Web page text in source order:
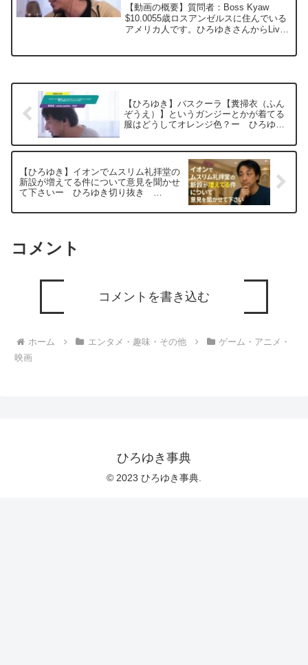
近問題が多いミャンマーに興味あ
りますか? ー ひろゆき切り抜
き 20230317
【動画の概要】質問者：Boss Kyaw
$10.0055歳ロスアンゼルスに住んでいる
アメリカ人です。ひろゆきさんからLive
【ひろゆき】バスクーラ【糞掃衣（ふん
ぞうえ）】というガンジーとかが着てる
服はどうしてオレンジ色？ー ひろゆき
【ひろゆき】イオンでムスリム礼拝堂の
新設が増えてる件について意見を聞かせ
て下さいー ひろゆき切り抜き
コメント
コメントを書き込む
ホーム エンタメ・趣味・その他
ゲーム・アニメ・
映画
ひろゆき事典
© 2023 ひろゆき事典.